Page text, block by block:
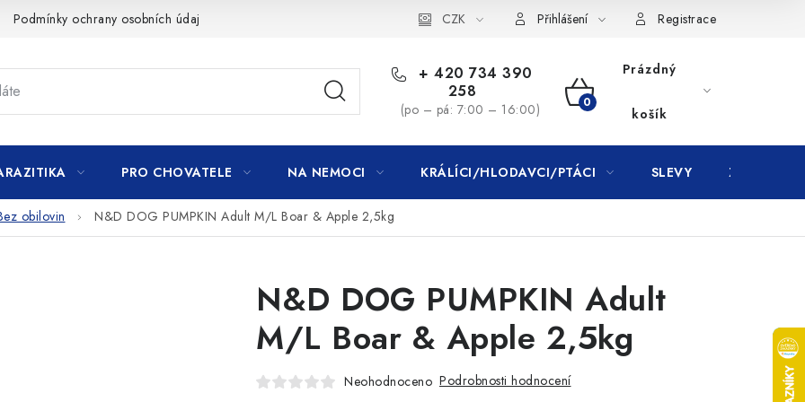
Podmínky ochrany osobních údajů CZK Přihlášení Registrace
+ 420 734 390
258
(po – pá: 7:00 – 16:00)
NÁKUPNÍ
KOŠÍK
Prázdný
košík
PRO CHOVATELE NA NEMOCI KRÁLÍCI/HLODAVCI/PTÁCI SLEVY ZNAČKY
obilovin N&D DOG PUMPKIN Adult M/L Boar & Apple 2,5kg
N&D DOG PUMPKIN Adult
M/L Boar & Apple 2,5kg
Neohodnoceno Podrobnosti hodnocení